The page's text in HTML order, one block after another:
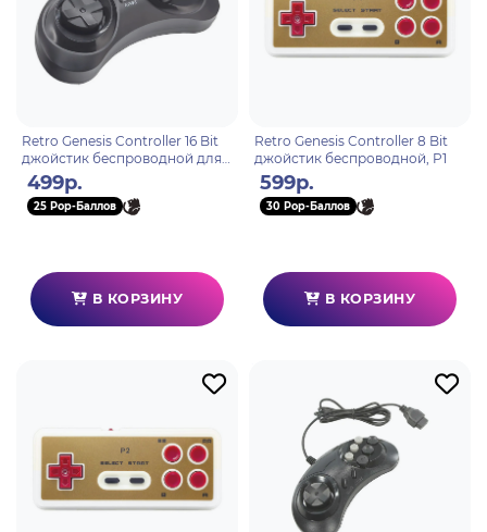
Retro Genesis Controller 16 Bit
джойстик беспроводной для
HD Ultra, P2
499р.
25 Pop-Баллов
В КОРЗИНУ
Retro Genesis Controller 8 Bit
джойстик беспроводной, P1
599р.
30 Pop-Баллов
В КОРЗИНУ